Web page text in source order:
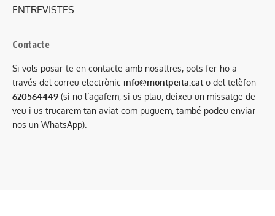
ENTREVISTES
Contacte
Si vols posar-te en contacte amb nosaltres, pots fer-ho a
través del correu electrònic info@montpeita.cat o del telèfon
620564449 (si no l’agafem, si us plau, deixeu un missatge de
veu i us trucarem tan aviat com puguem, també podeu enviar-
nos un WhatsApp).